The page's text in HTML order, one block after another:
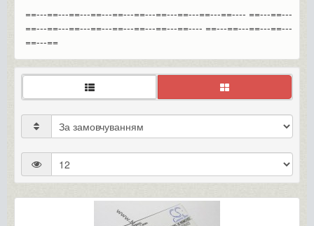
==---==---==---==---==---==---==---==---==---==---- ==---==---
==---==---==---==---==---==---==---==---- ==---==---==---==---
==---==